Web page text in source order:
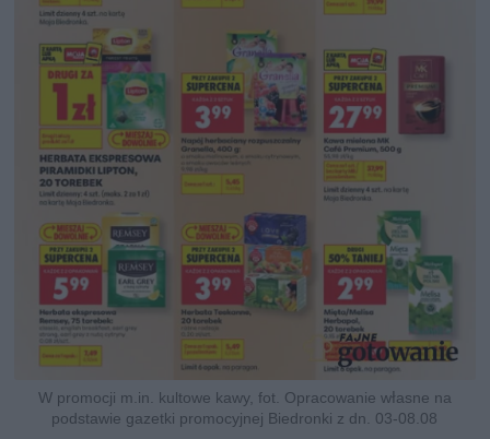
W promocji m.in. kultowe kawy, fot. Opracowanie własne na
podstawie gazetki promocyjnej Biedronki z dn. 03-08.08